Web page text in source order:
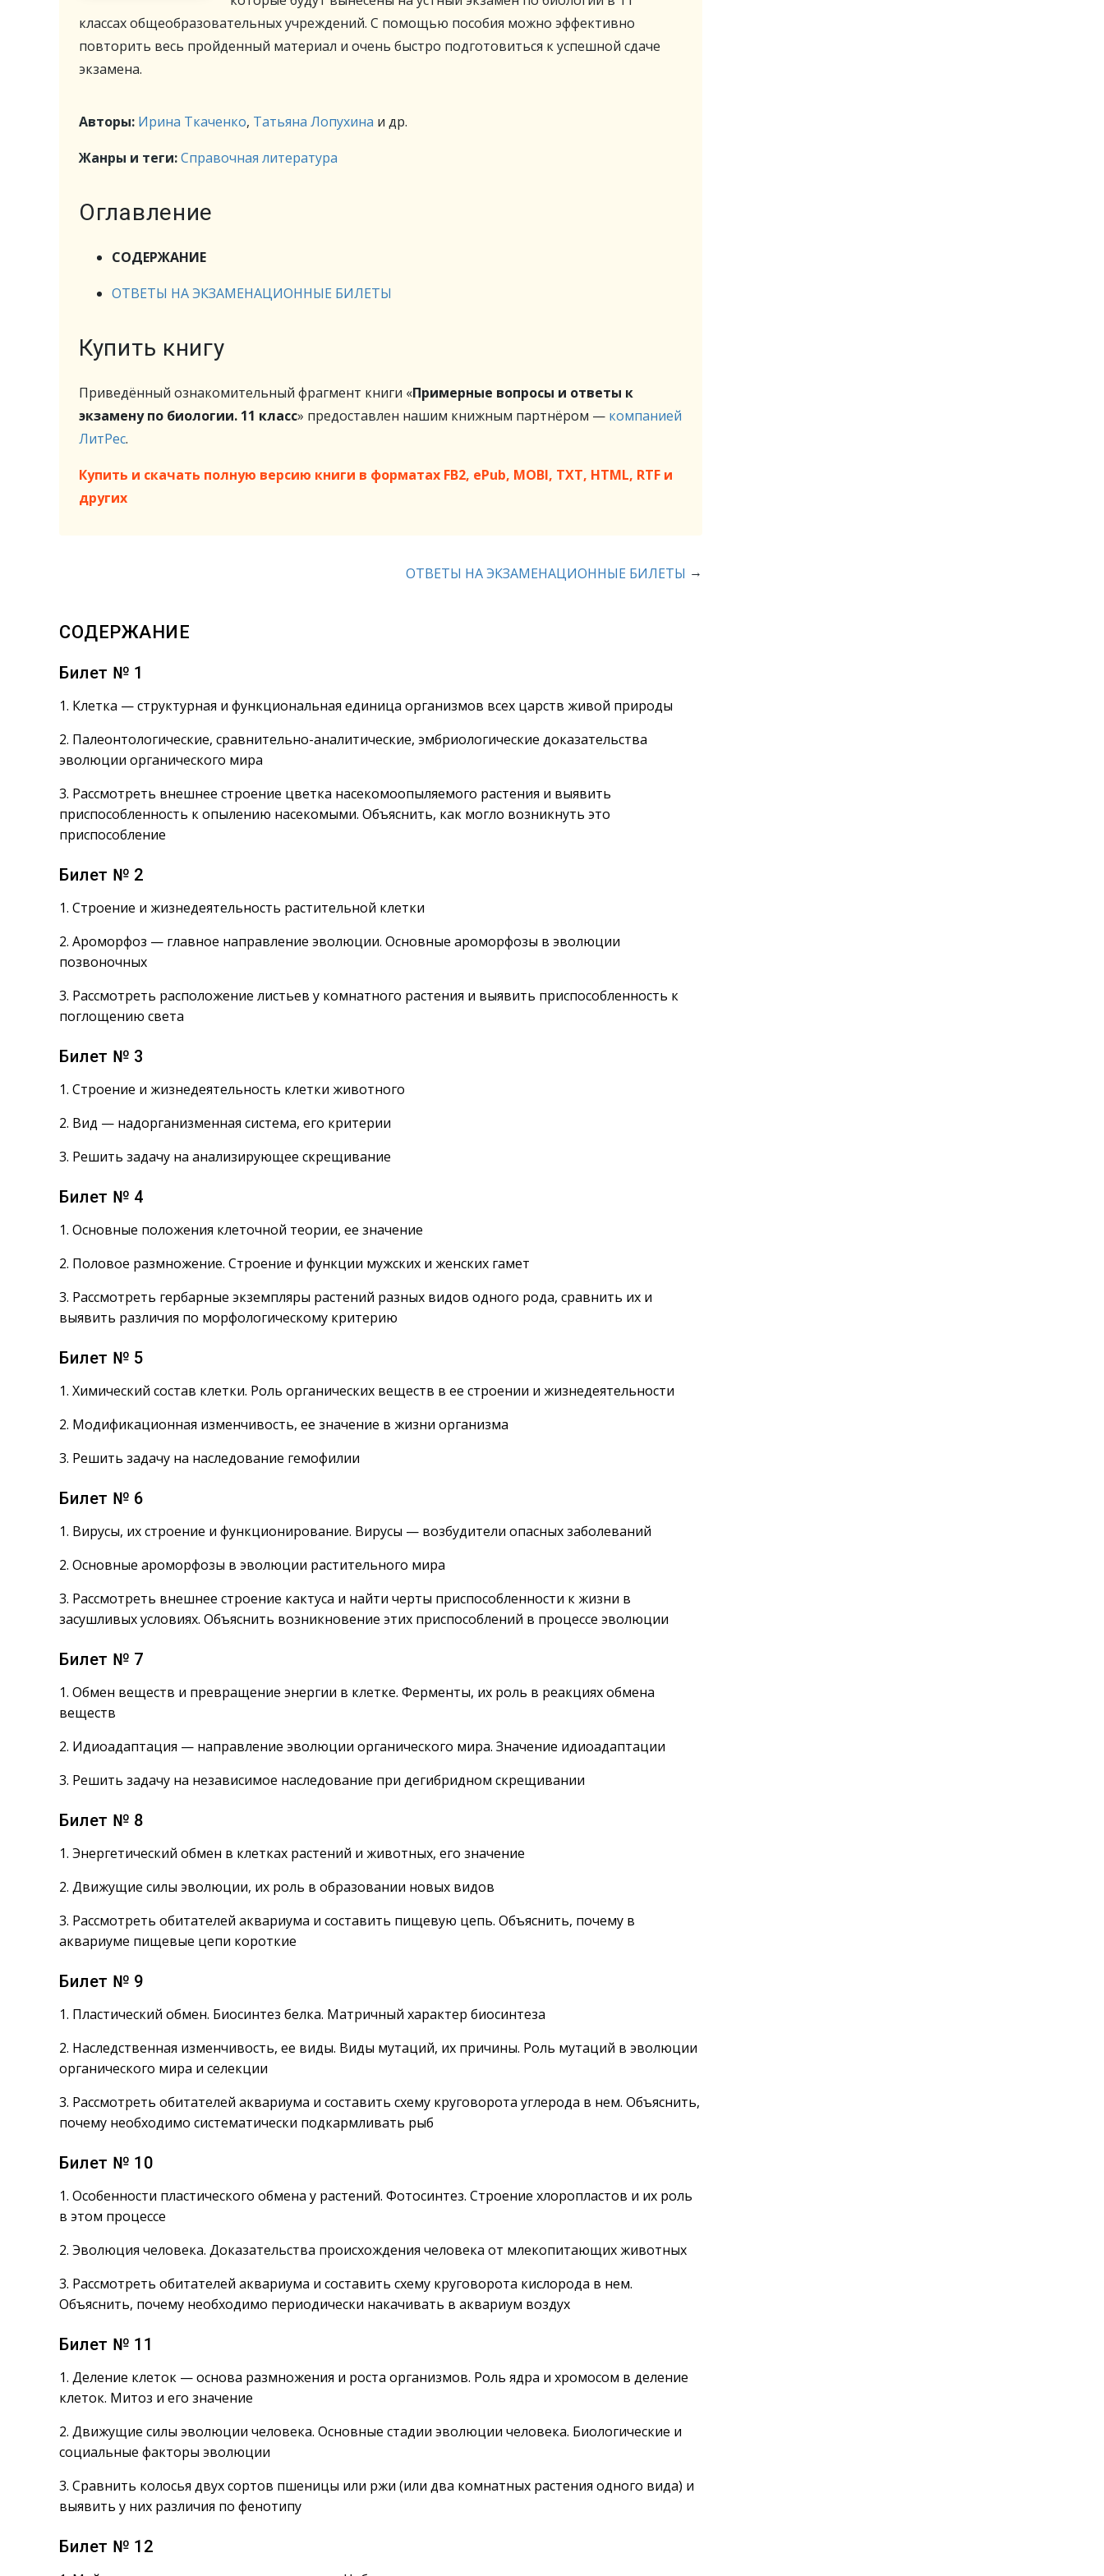
классах общеобразовательных учреждений. С помощью пособия можно эффективно
повторить весь пройденный материал и очень быстро подготовиться к успешной сдаче
экзамена.
Авторы: Ирина Ткаченко, Татьяна Лопухина и др.
Жанры и теги:Справочная литература
Оглавление
СОДЕРЖАНИЕ
ОТВЕТЫ НА ЭКЗАМЕНАЦИОННЫЕ БИЛЕТЫ
Купить книгу
Приведённый ознакомительный фрагмент книги «Примерные вопросы и ответы к
экзамену по биологии. 11 класс» предоставлен нашим книжным партнёром — компанией
ЛитРес.
Купить и скачать полную версию книги в форматах FB2, ePub, MOBI, TXT, HTML, RTF и
других
ОТВЕТЫ НА ЭКЗАМЕНАЦИОННЫЕ БИЛЕТЫ →
СОДЕРЖАНИЕ
Билет № 1
1. Клетка — структурная и функциональная единица организмов всех царств живой природы
2. Палеонтологические, сравнительно-аналитические, эмбриологические доказательства
эволюции органического мира
3. Рассмотреть внешнее строение цветка насекомоопыляемого растения и выявить
приспособленность к опылению насекомыми. Объяснить, как могло возникнуть это
приспособление
Билет № 2
1. Строение и жизнедеятельность растительной клетки
2. Ароморфоз — главное направление эволюции. Основные ароморфозы в эволюции
позвоночных
3. Рассмотреть расположение листьев у комнатного растения и выявить приспособленность к
поглощению света
Билет № 3
1. Строение и жизнедеятельность клетки животного
2. Вид — надорганизменная система, его критерии
3. Решить задачу на анализирующее скрещивание
Билет № 4
1. Основные положения клеточной теории, ее значение
2. Половое размножение. Строение и функции мужских и женских гамет
3. Рассмотреть гербарные экземпляры растений разных видов одного рода, сравнить их и
выявить различия по морфологическому критерию
Билет № 5
1. Химический состав клетки. Роль органических веществ в ее строении и жизнедеятельности
2. Модификационная изменчивость, ее значение в жизни организма
3. Решить задачу на наследование гемофилии
Билет № 6
1. Вирусы, их строение и функционирование. Вирусы — возбудители опасных заболеваний
2. Основные ароморфозы в эволюции растительного мира
3. Рассмотреть внешнее строение кактуса и найти черты приспособленности к жизни в
засушливых условиях. Объяснить возникновение этих приспособлений в процессе эволюции
Билет № 7
1. Обмен веществ и превращение энергии в клетке. Ферменты, их роль в реакциях обмена
веществ
2. Идиоадаптация — направление эволюции органического мира. Значение идиоадаптации
3. Решить задачу на независимое наследование при дегибридном скрещивании
Билет № 8
1. Энергетический обмен в клетках растений и животных, его значение
2. Движущие силы эволюции, их роль в образовании новых видов
3. Рассмотреть обитателей аквариума и составить пищевую цепь. Объяснить, почему в
аквариуме пищевые цепи короткие
Билет № 9
1. Пластический обмен. Биосинтез белка. Матричный характер биосинтеза
2. Наследственная изменчивость, ее виды. Виды мутаций, их причины. Роль мутаций в эволюции
органического мира и селекции
3. Рассмотреть обитателей аквариума и составить схему круговорота углерода в нем. Объяснить,
почему необходимо систематически подкармливать рыб
Билет № 10
1. Особенности пластического обмена у растений. Фотосинтез. Строение хлоропластов и их роль
в этом процессе
2. Эволюция человека. Доказательства происхождения человека от млекопитающих животных
3. Рассмотреть обитателей аквариума и составить схему круговорота кислорода в нем.
Объяснить, почему необходимо периодически накачивать в аквариум воздух
Билет № 11
1. Деление клеток — основа размножения и роста организмов. Роль ядра и хромосом в деление
клеток. Митоз и его значение
2. Движущие силы эволюции человека. Основные стадии эволюции человека. Биологические и
социальные факторы эволюции
3. Сравнить колосья двух сортов пшеницы или ржи (или два комнатных растения одного вида) и
выявить у них различия по фенотипу
Билет № 12